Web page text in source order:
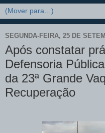
SEGUNDA-FEIRA, 25 DE
Após constatar
Defensoria
da 23ª Grande
Recuperação